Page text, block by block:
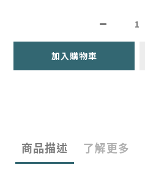
加入購物車
商品描述 了解更多